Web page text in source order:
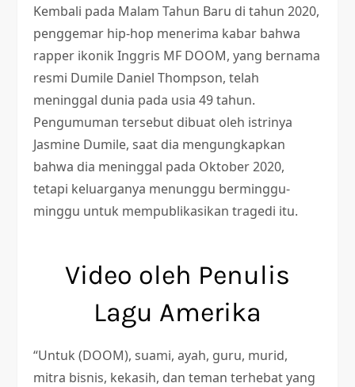
Kembali pada Malam Tahun Baru di tahun 2020,
penggemar hip-hop menerima kabar bahwa
rapper ikonik Inggris MF DOOM, yang bernama
resmi Dumile Daniel Thompson, telah
meninggal dunia pada usia 49 tahun.
Pengumuman tersebut dibuat oleh istrinya
Jasmine Dumile, saat dia mengungkapkan
bahwa dia meninggal pada Oktober 2020,
tetapi keluarganya menunggu berminggu-
minggu untuk mempublikasikan tragedi itu.
Video oleh Penulis
Lagu Amerika
“Untuk (DOOM), suami, ayah, guru, murid,
mitra bisnis, kekasih, dan teman terhebat yang